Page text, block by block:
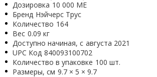
Дозировка 10 000 МЕ
Бренд Нэйчерс Трус
Количество 164
Вес 0.09 кг
Доступно начиная, с августа 2021
UPC Код 840093100702
Количество в упаковке 100 шт.
Размеры, см 9.7 × 5 × 9.7